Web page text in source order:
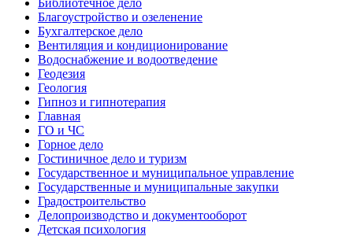
Библиотечное дело
Благоустройство и озеленение
Бухгалтерское дело
Вентиляция и кондиционирование
Водоснабжение и водоотведение
Геодезия
Геология
Гипноз и гипнотерапия
Главная
ГО и ЧС
Горное дело
Гостиничное дело и туризм
Государственное и муниципальное управление
Государственные и муниципальные закупки
Градостроительство
Делопроизводство и документооборот
Детская психология